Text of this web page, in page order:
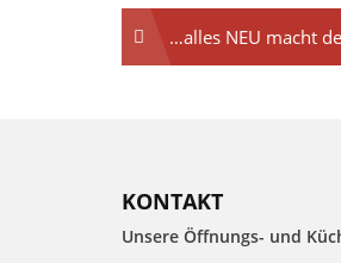
…alles NEU macht
KONTAKT
Unsere Öffnungs- und